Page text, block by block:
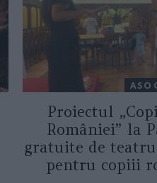
Proiectul
României” la
gratuite de
pentru copiii